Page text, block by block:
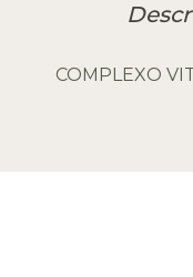
COMPLEXO